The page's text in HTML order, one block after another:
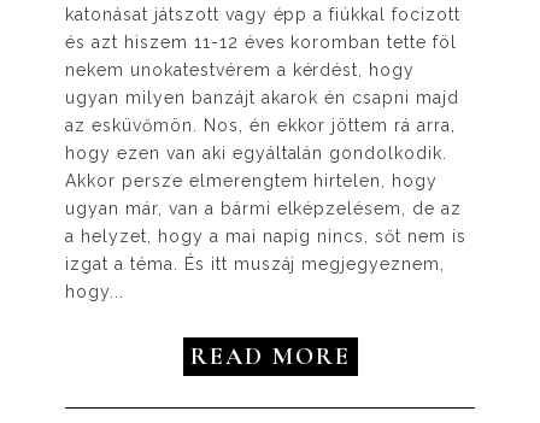
katonásat játszott vagy épp a fiúkkal focizott
és azt hiszem 11-12 éves koromban tette föl
nekem unokatestvérem a kérdést, hogy
ugyan milyen banzájt akarok én csapni majd
az esküvőmön. Nos, én ekkor jöttem rá arra,
hogy ezen van aki egyáltalán gondolkodik.
Akkor persze elmerengtem hirtelen, hogy
ugyan már, van a bármi elképzelésem, de az
a helyzet, hogy a mai napig nincs, sőt nem is
izgat a téma. És itt muszáj megjegyeznem,
hogy...
READ MORE